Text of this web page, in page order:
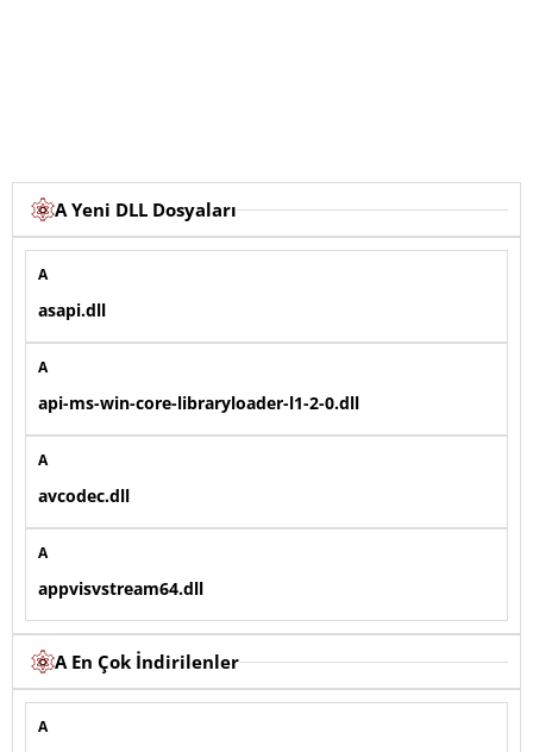
A Yeni DLL Dosyaları
A
asapi.dll
A
api-ms-win-core-libraryloader-l1-2-0.dll
A
avcodec.dll
A
appvisvstream64.dll
A En Çok İndirilenler
A